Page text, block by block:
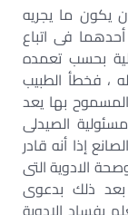
يكون ما يجريه
فى اتباع
بحسب تعمده
، فخطأ الطبيب
بها يعد
الصيدلى
إذا أنه قادر
الادوية التى
بعد ذلك بدعوى